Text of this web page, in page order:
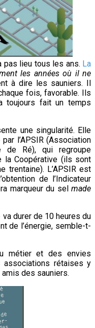
pas lieu tous les ans. La
les années où il ne
à dire les sauniers. Il
fois, favorable. Ils
fait un temps
une singularité. Elle
l’APSIR (Association
de Ré), qui regroupe
la Coopérative (ils sont
trentaine). L’APSIR est
de l’Indicateur
marqueur du sel made
durer de 10 heures du
de l’énergie, semble-t-
métier et des envies
associations rétaises y
des sauniers.